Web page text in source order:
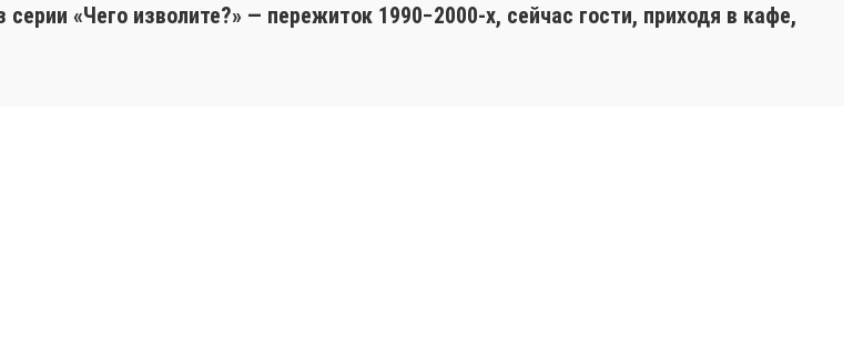
«Чего изволите?» — пережиток 1990−2000-х, сейчас гости, приходя в кафе,